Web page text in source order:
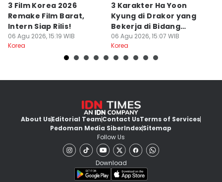
3 Film Korea 2026
Remake Film Barat,
Intern Siap Rilis!
06 Agu 2026, 15:19 WIB
Korea
3 Karakter Ha Yoon
Kyung di Drakor yang
Bekerja di Bidang
Hukum
06 Agu 2026, 15:07 WIB
Korea
About UsEditorial TeamContact UsTerms of Services
Pedoman Media SiberIndexSitemap
Follow Us
Download